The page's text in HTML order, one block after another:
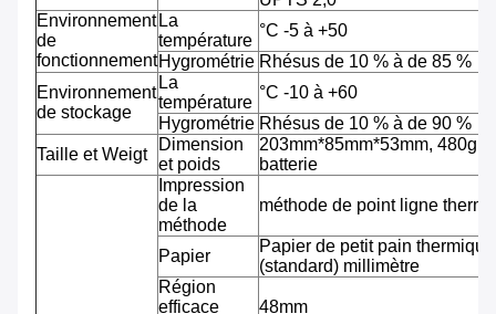
Environnement
de
fonctionnement
La
température
°C -5 à +50
Hygrométrie Rhésus de 10 % à de 85 %
Environnement
de stockage
La
température
°C -10 à +60
Hygrométrie Rhésus de 10 % à de 90 %
Taille et Weigt
Dimension
et poids
203mm*85mm*53mm, 480g
batterie
Impression
de la
méthode
méthode de point ligne
Papier
Papier de petit pain
(standard) millimètre
Région
efficace
48mm